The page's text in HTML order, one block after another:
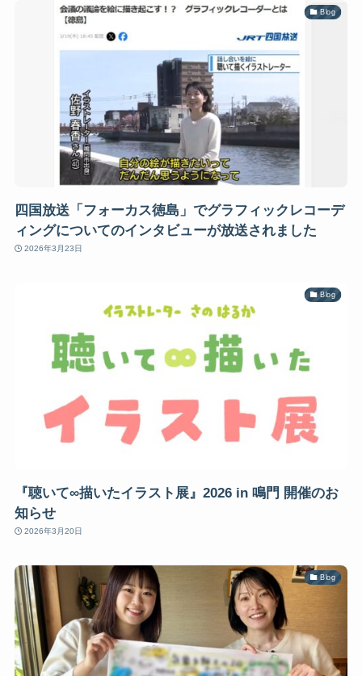
Blog
四国放送「フォーカス徳島」でグラフィックレコーデ
ィングについてのインタビューが放送されました
2026年3月23日
Blog
『聴いて∞描いたイラスト展』2026 in 鳴門 開催のお
知らせ
2026年3月20日
Blog